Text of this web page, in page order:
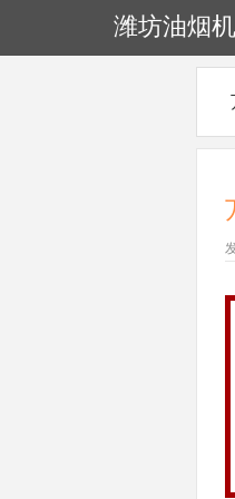
潍坊油烟